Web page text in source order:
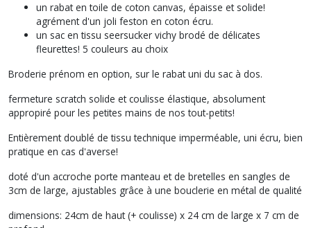
un rabat en toile de coton canvas, épaisse et solide!
agrément d'un joli feston en coton écru.
un sac en tissu seersucker vichy brodé de délicates
fleurettes! 5 couleurs au choix
Broderie prénom en option, sur le rabat uni du sac à dos.
fermeture scratch solide et coulisse élastique, absolument
appropiré pour les petites mains de nos tout-petits!
Entièrement doublé de tissu technique imperméable, uni écru, bien
pratique en cas d'averse!
doté d'un accroche porte manteau et de bretelles en sangles de
3cm de large, ajustables grâce à une bouclerie en métal de qualité
dimensions: 24cm de haut (+ coulisse) x 24 cm de large x 7 cm de